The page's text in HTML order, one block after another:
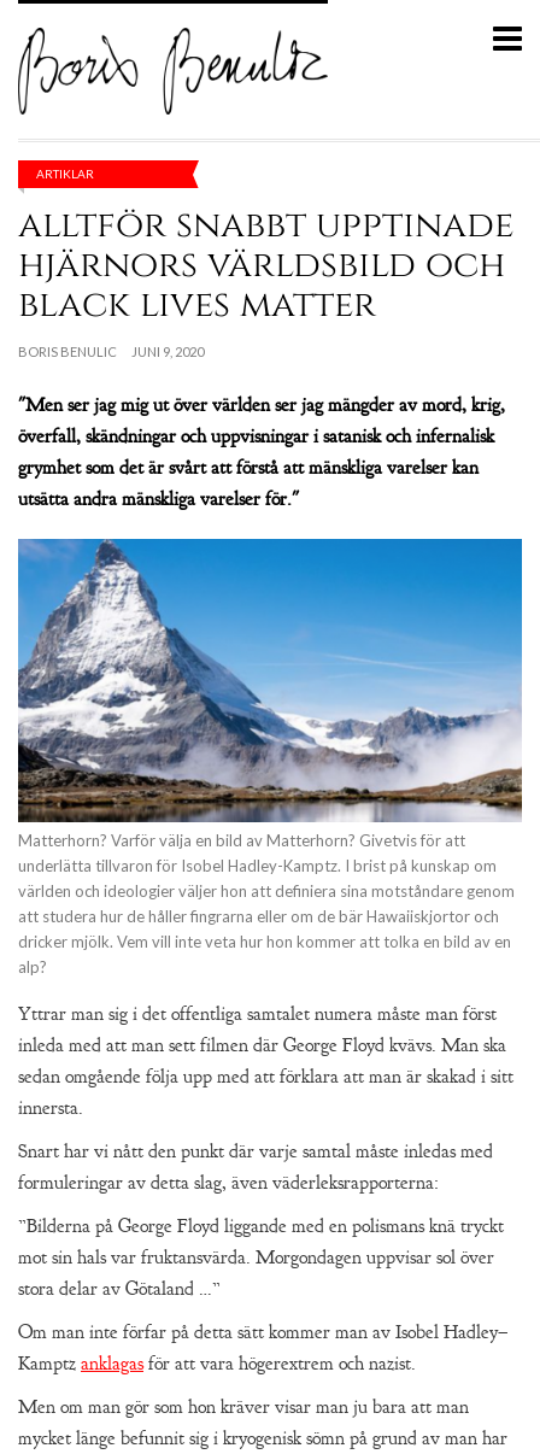
ARTIKLAR
alltför snabbt upptinade
hjärnors världsbild och
black lives matter
BORIS BENULIC JUNI 9, 2020
"Men ser jag mig ut över världen ser jag mängder av mord, krig,
överfall, skändningar och uppvisningar i satanisk och infernalisk
grymhet som det är svårt att förstå att mänskliga varelser kan
utsätta andra mänskliga varelser för."
Matterhorn? Varför välja en bild av Matterhorn? Givetvis för att
underlätta tillvaron för Isobel Hadley-Kamptz. I brist på kunskap om
världen och ideologier väljer hon att definiera sina motståndare genom
att studera hur de håller fingrarna eller om de bär Hawaiiskjortor och
dricker mjölk. Vem vill inte veta hur hon kommer att tolka en bild av en
alp?
Yttrar man sig i det offentliga samtalet numera måste man först
inleda med att man sett filmen där George Floyd kvävs. Man ska
sedan omgående följa upp med att förklara att man är skakad i sitt
innersta.
Snart har vi nått den punkt där varje samtal måste inledas med
formuleringar av detta slag, även väderleksrapporterna:
”Bilderna på George Floyd liggande med en polismans knä tryckt
mot sin hals var fruktansvärda. Morgondagen uppvisar sol över
stora delar av Götaland …”
Om man inte förfar på detta sätt kommer man av Isobel Hadley–
Kamptz anklagasför att vara högerextrem och nazist.
Men om man gör som hon kräver visar man ju bara att man
mycket länge befunnit sig i kryogenisk sömn på grund av man har